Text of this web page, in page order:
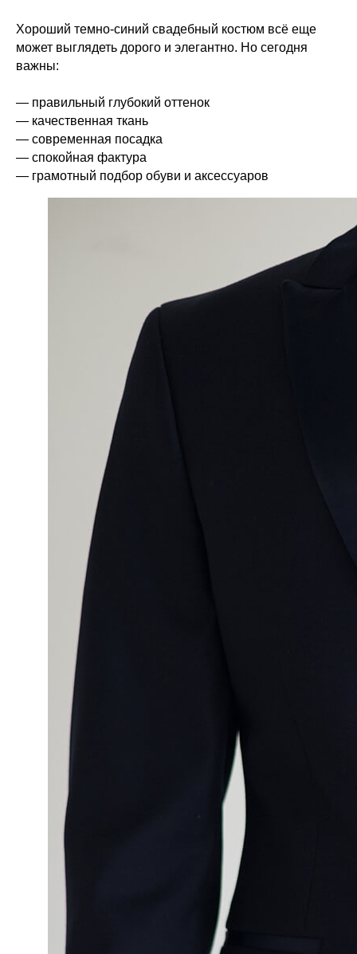
Хороший темно-синий свадебный костюм всё еще
может выглядеть дорого и элегантно. Но сегодня
важны:
— правильный глубокий оттенок
— качественная ткань
— современная посадка
— спокойная фактура
— грамотный подбор обуви и аксессуаров